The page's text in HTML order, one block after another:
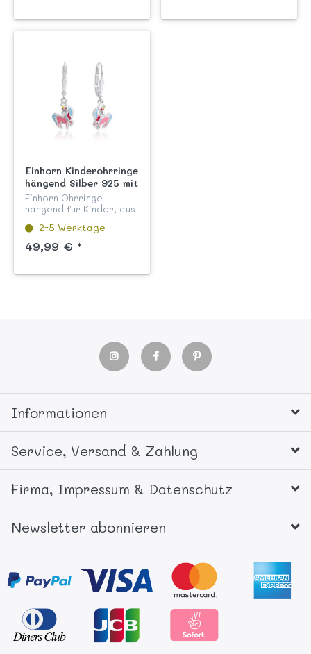
pink lackiert a...
Fabelf...
Einhorn Kinderohrringe
hängend Silber 925 mit
Sicherheitsverschluß
pink handlackiert
Einhorn Ohrringe
hängend für Kinder, aus
echtem Sterling Silber
925 anlaufgeschützt,
liebevoll von Hand pink
und bunt lackiert mit
Sicherheitsv...
2-5 Werktage
49,99 € *
Informationen
Service, Versand & Zahlung
Firma, Impressum & Datenschutz
Newsletter abonnieren